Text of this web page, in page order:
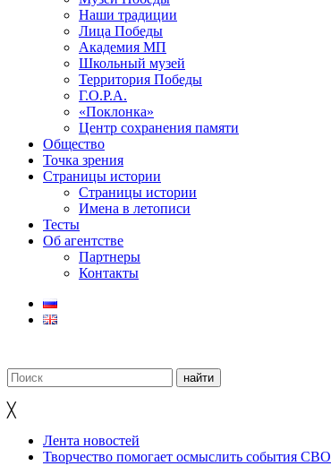
Наши традиции
Лица Победы
Академия МП
Школьный музей
Территория Победы
Г.О.Р.А.
«Поклонка»
Центр сохранения памяти
Общество
Точка зрения
Страницы истории
Страницы истории
Имена в летописи
Тесты
Об агентстве
Партнеры
Контакты
╳
Лента новостей
Творчество помогает осмыслить события СВО